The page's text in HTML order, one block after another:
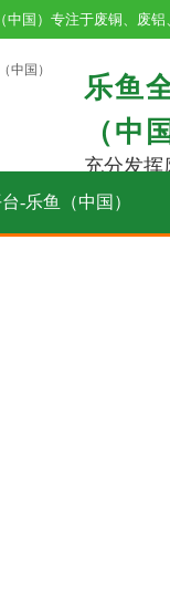
国）专注于废铜、废铝
乐鱼
（中
充分发挥
-乐鱼（中国）